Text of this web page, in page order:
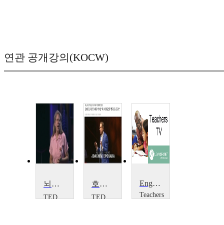
연관 공개강의(KOCW)
뇌졸중으로 새로운 사실을 발견한 질 볼트 테일러 박사
TED
호아킴 데 포사다 박사: 마시멜로를 먹지 말아라.
TED
Engaging with a Difficult Text: Dr Faustus
Teachers